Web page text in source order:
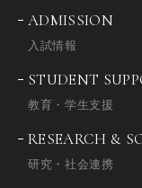
ADMISSION
入試情報
STUDENT
教育・学生支援
RESEARCH &
研究・社会連携